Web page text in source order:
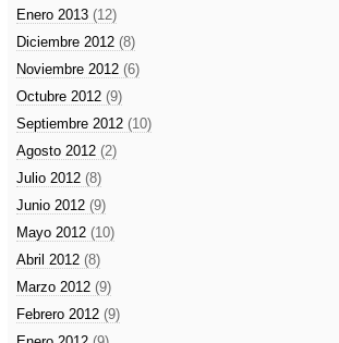
Enero 2013 (12)
Diciembre 2012 (8)
Noviembre 2012 (6)
Octubre 2012 (9)
Septiembre 2012 (10)
Agosto 2012 (2)
Julio 2012 (8)
Junio 2012 (9)
Mayo 2012 (10)
Abril 2012 (8)
Marzo 2012 (9)
Febrero 2012 (9)